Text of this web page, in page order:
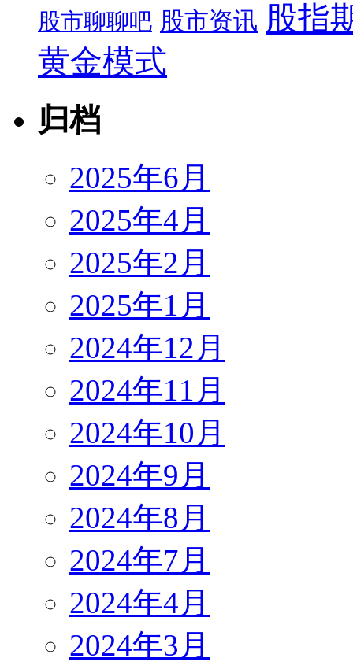
股市聊聊吧 股市资讯 股指
黄金模式
归档
2025年6月
2025年4月
2025年2月
2025年1月
2024年12月
2024年11月
2024年10月
2024年9月
2024年8月
2024年7月
2024年4月
2024年3月